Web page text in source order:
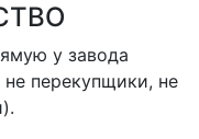
у завода
перекупщики, не